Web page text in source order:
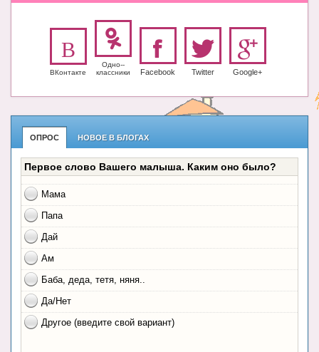
ВКонтакте
Одно-­
класс­ники
Facebook Twitter Google+
ОПРОС НОВОЕ В БЛОГАХ